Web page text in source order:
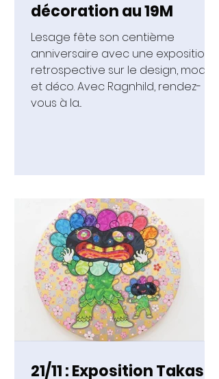
décoration au 19M
Lesage fête son centième
anniversaire avec une exposition
retrospective sur le design, mode
et déco. Avec Ragnhild, rendez-
vous à la...
21/11 : Exposition Takashi